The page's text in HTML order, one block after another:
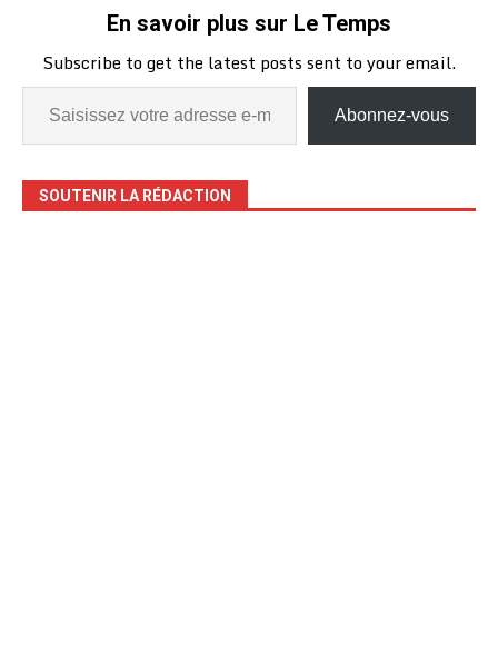
En savoir plus sur Le Temps
Subscribe to get the latest posts sent to your email.
Abonnez-vous
SOUTENIR LA RÉDACTION